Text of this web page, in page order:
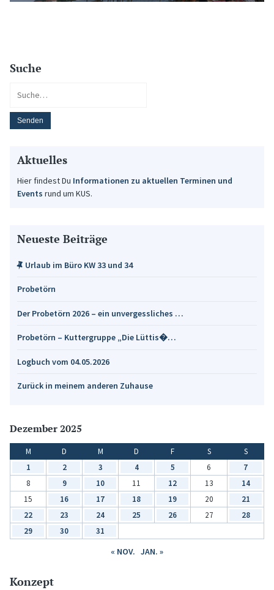
Suche
Aktuelles
Hier findest Du Informationen zu aktuellen Terminen und
Events rund um KUS.
Neueste Beiträge
Urlaub im Büro KW 33 und 34
Probetörn
Der Probetörn 2026 – ein unvergessliches …
Probetörn – Kuttergruppe „Die Lüttis�…
Logbuch vom 04.05.2026
Zurück in meinem anderen Zuhause
Dezember 2025
M D M D F S
S
1
2 3 4 5 6
7
8
9 10 11 12 13
14
15
16 17 18 19 20
21
22
23 24 25 26 27
28
29
30 31
« NOV. JAN. »
Konzept